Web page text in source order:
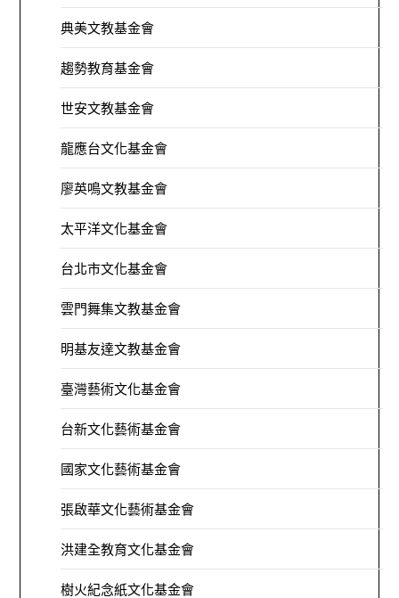
典美文教基金會
趨勢教育基金會
世安文教基金會
龍應台文化基金會
廖英鳴文教基金會
太平洋文化基金會
台北市文化基金會
雲門舞集文教基金會
明基友達文教基金會
臺灣藝術文化基金會
台新文化藝術基金會
國家文化藝術基金會
張啟華文化藝術基金會
洪建全教育文化基金會
樹火紀念紙文化基金會